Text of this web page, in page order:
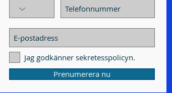
Jag godkänner sekretesspolicyn.
Prenumerera nu